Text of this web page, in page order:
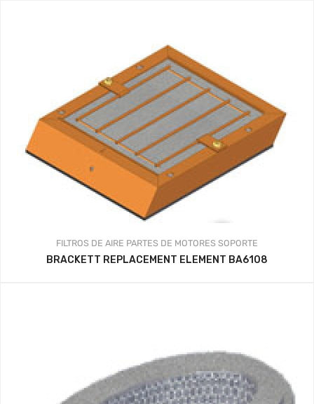
FILTROS DE AIRE PARTES DE MOTORES SOPORTE
BRACKETT REPLACEMENT ELEMENT BA6108